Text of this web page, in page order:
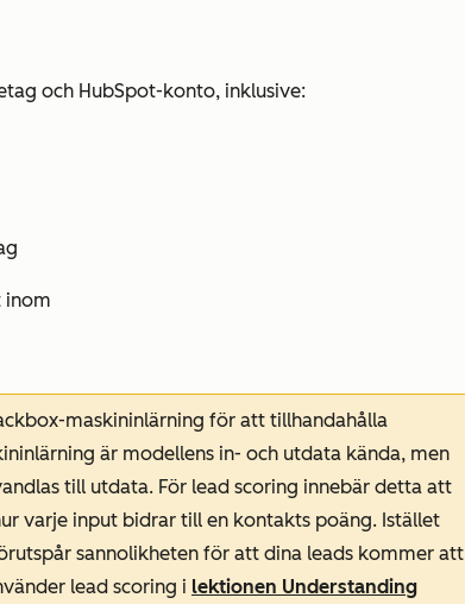
och HubSpot-konto, inklusive:
inom
maskininlärning för att tillhandahålla
är modellens in- och utdata kända, men
till utdata. För lead scoring innebär detta att
varje input bidrar till en kontakts poäng. Istället
sannolikheten för att dina leads kommer att
lead scoring i lektionen Understanding